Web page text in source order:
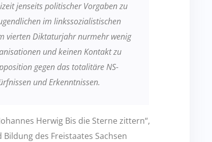
jenseits politischer Vorgaben zu
im linkssozialistischen
vierten Diktaturjahr nurmehr wenig
und keinen Kontakt zu
gegen das totalitäre NS-
und Erkenntnissen.
Herwig Bis die Sterne zittern“,
des Freistaates Sachsen